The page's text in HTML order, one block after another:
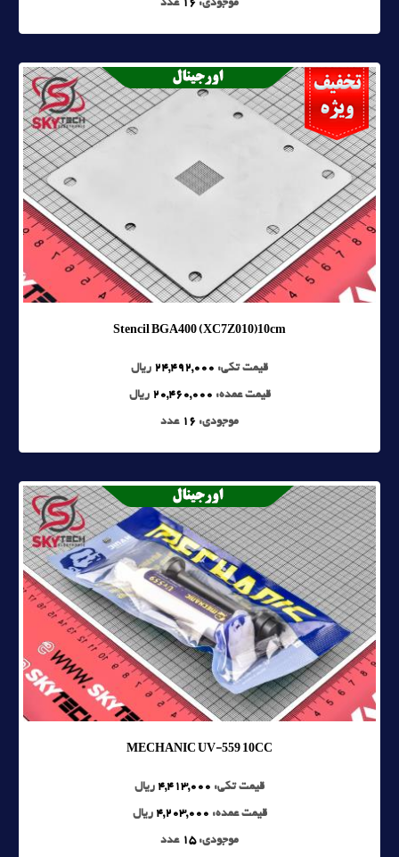
موجودی: 16 عدد
Stencil BGA400 (XC7Z010)10cm
قیمت تکی: 24,492,000 ریال
قیمت عمده: 20,460,000 ریال
موجودی: 16 عدد
MECHANIC UV-559 10CC
قیمت تکی: 4,413,000 ریال
قیمت عمده: 4,203,000 ریال
موجودی:15 عدد